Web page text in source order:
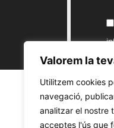
Valorem la
Utilitzem cookies
navegació,
analitzar el nostre
acceptes l'ús que